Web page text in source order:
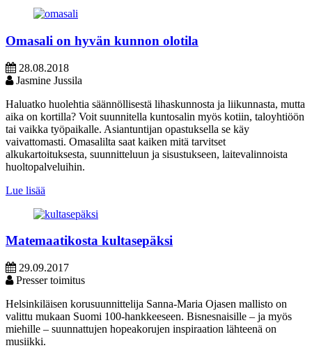
Omasali on hyvän kunnon olotila
28.08.2018
Jasmine Jussila
Haluatko huolehtia säännöllisestä lihaskunnosta ja liikunnasta, mutta
aika on kortilla? Voit suunnitella kuntosalin myös kotiin, taloyhtiöön
tai vaikka työpaikalle. Asiantuntijan opastuksella se käy
vaivattomasti. Omasalilta saat kaiken mitä tarvitset
alkukartoituksesta, suunnitteluun ja sisustukseen, laitevalinnoista
huoltopalveluihin.
Lue lisää
Matemaatikosta kultasepäksi
29.09.2017
Presser toimitus
Helsinkiläisen korusuunnittelija Sanna-Maria Ojasen mallisto on
valittu mukaan Suomi 100-hankkeeseen. Bisnesnaisille – ja myös
miehille – suunnattujen hopeakorujen inspiraation lähteenä on
musiikki.